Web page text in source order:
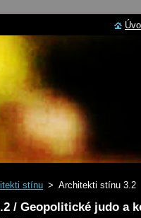
stínu > Architekti stínu 3.2
/ Geopolitické judo a